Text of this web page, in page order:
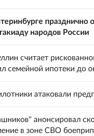
празднично
народов России
считает
семейной ипотеки до
атаковали
анонсировал
в зоне СВО